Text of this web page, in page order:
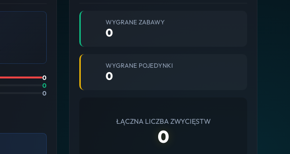
0
0
0
WYGRANE ZABAWY
0
WYGRANE POJEDYNKI
0
ŁĄCZNA LICZBA ZWYCIĘSTW
0